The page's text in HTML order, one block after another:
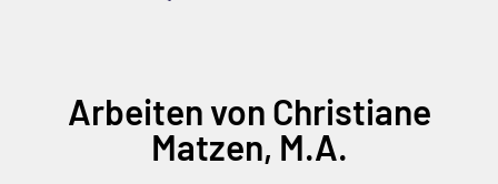
Arbeiten von Christiane
Matzen, M.A.